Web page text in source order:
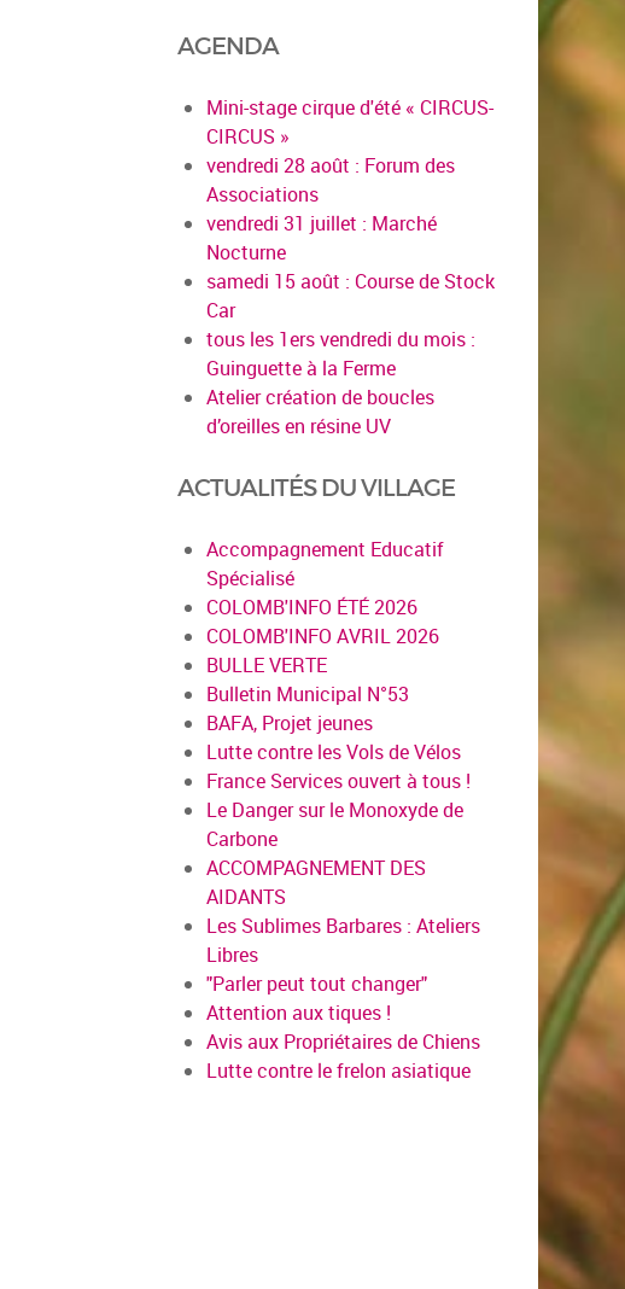
AGENDA
Mini-stage cirque d'été « CIRCUS-
CIRCUS »
vendredi 28 août : Forum des
Associations
vendredi 31 juillet : Marché
Nocturne
samedi 15 août : Course de Stock
Car
tous les 1ers vendredi du mois :
Guinguette à la Ferme
Atelier création de boucles
d’oreilles en résine UV
ACTUALITÉS DU VILLAGE
Accompagnement Educatif
Spécialisé
COLOMB'INFO ÉTÉ 2026
COLOMB'INFO AVRIL 2026
BULLE VERTE
Bulletin Municipal N°53
BAFA, Projet jeunes
Lutte contre les Vols de Vélos
France Services ouvert à tous !
Le Danger sur le Monoxyde de
Carbone
ACCOMPAGNEMENT DES
AIDANTS
Les Sublimes Barbares : Ateliers
Libres
"Parler peut tout changer"
Attention aux tiques !
Avis aux Propriétaires de Chiens
Lutte contre le frelon asiatique